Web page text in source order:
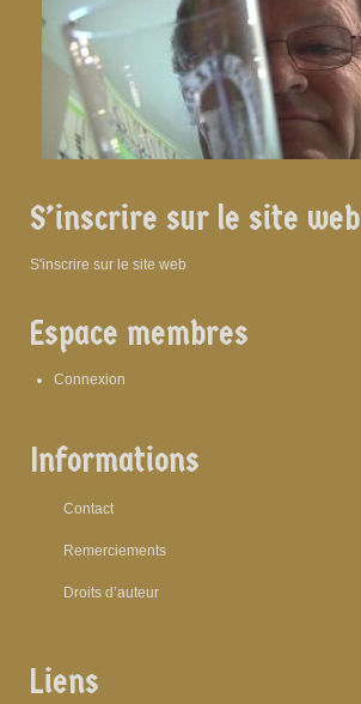
S’inscrire sur le site web
S'inscrire sur le site web
Espace membres
Connexion
Informations
Contact
Remerciements
Droits d’auteur
Liens